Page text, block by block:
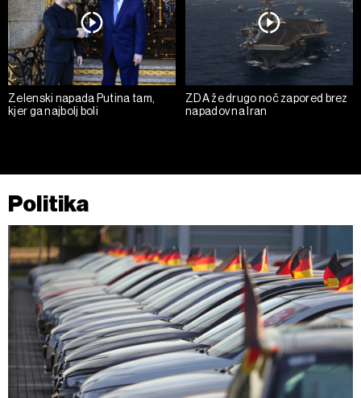
Zelenski napada Putina tam,
kjer ga najbolj boli
ZDA že drugo noč zapored brez
napadov na Iran
Politika